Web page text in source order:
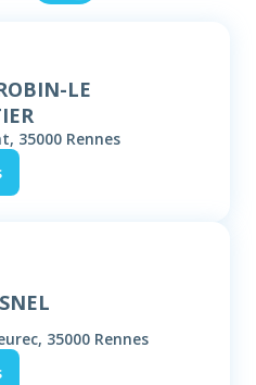
LE
35000 Rennes
35000 Rennes